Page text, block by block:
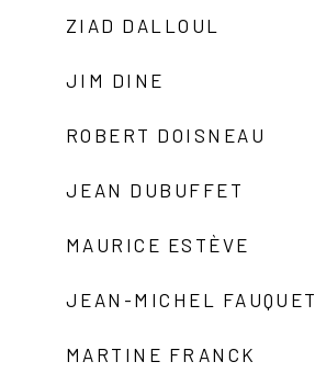
ZIAD DALLOUL
JIM DINE
ROBERT DOISNEAU
JEAN DUBUFFET
MAURICE ESTÈVE
JEAN-MICHEL FAUQUET
MARTINE FRANCK